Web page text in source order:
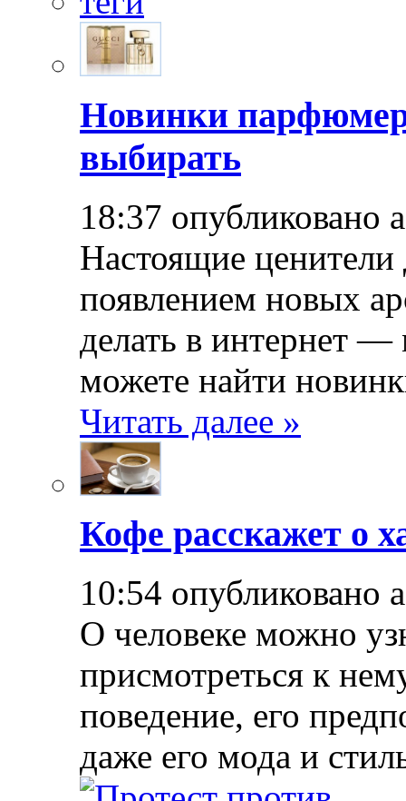
Новинки
выбирать
18:37 опубликовано
Настоящие ценители
появлением новых
делать в интернет —
можете найти
Читать далее »
Кофе расскажет о
10:54 опубликовано
О человеке можно
присмотреться к
поведение, его
даже его мода и